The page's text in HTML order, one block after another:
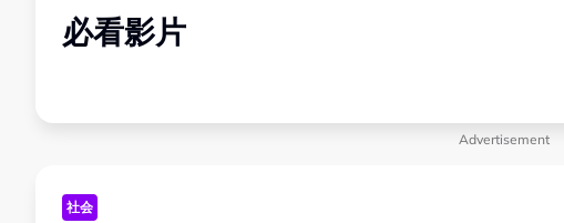
必看影片
Advertisement
社会